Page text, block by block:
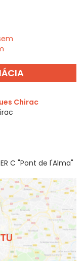
Chirac
C "Pont de l'Alma"